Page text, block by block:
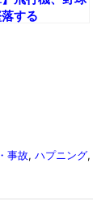
する
事故, ハプニング,